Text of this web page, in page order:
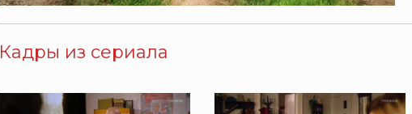
Кадры из сериала